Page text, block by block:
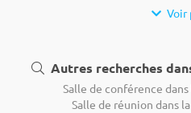
Voir
Autres recherches
Salle de conférence
Salle de réunion dans